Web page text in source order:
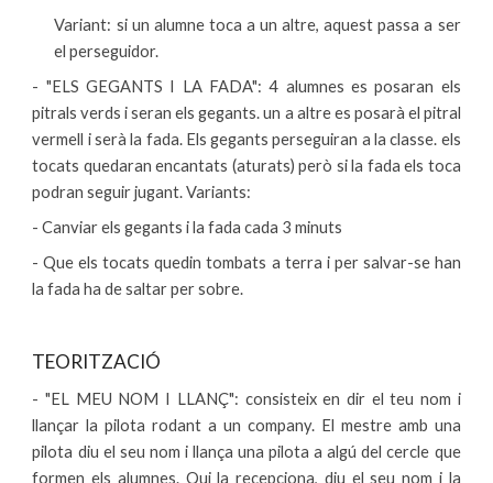
Variant: si un alumne toca a un altre, aquest passa a ser
el perseguidor.
- "ELS GEGANTS I LA FADA": 4 alumnes es posaran els
pitrals verds i seran els gegants. un a altre es posarà el pitral
vermell i serà la fada. Els gegants perseguiran a la classe. els
tocats quedaran encantats (aturats) però si la fada els toca
podran seguir jugant. Variants:
- Canviar els gegants i la fada cada 3 minuts
- Que els tocats quedin tombats a terra i per salvar-se han
la fada ha de saltar per sobre.
TEORITZACIÓ
- "EL MEU NOM I LLANÇ": consisteix en dir el teu nom i
llançar la pilota rodant a un company. El mestre amb una
pilota diu el seu nom i llança una pilota a algú del cercle que
formen els alumnes. Qui la recepciona, diu el seu nom i la